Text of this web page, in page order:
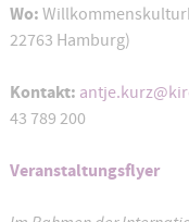
Wo:
22763 Hamburg)
Kontakt:
43 789 200
Veranstaltungsflyer